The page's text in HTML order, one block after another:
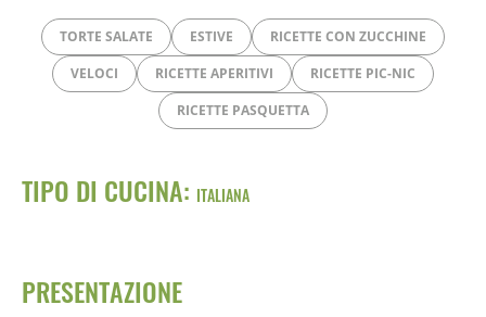
TORTE SALATE ESTIVE
RICETTE CON ZUCCHINE
VELOCI
RICETTE APERITIVI
RICETTE PIC-NIC
RICETTE PASQUETTA
TIPO DI CUCINA: ITALIANA
PRESENTAZIONE